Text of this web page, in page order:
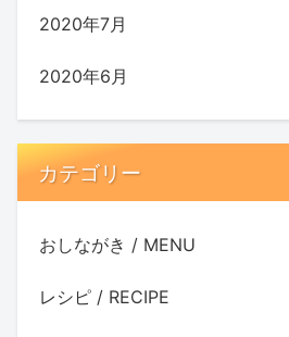
2020年7月
2020年6月
カテゴリー
おしながき / MENU
レシピ / RECIPE